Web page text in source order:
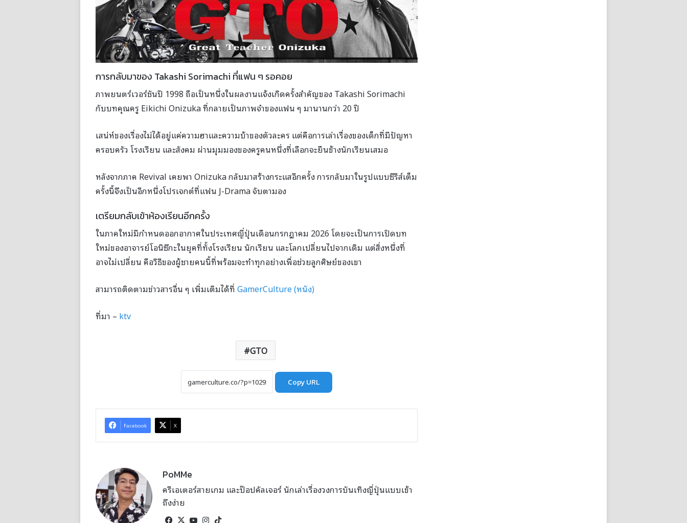
การกลับมาของ Takashi Sorimachi ที่แฟน ๆ รอคอย
ภาพยนตร์เวอร์ชันปี 1998 ถือเป็นหนึ่งในผลงานแจ้งเกิดครั้งสำคัญของ Takashi Sorimachi
กับบทคุณครู Eikichi Onizuka ที่กลายเป็นภาพจำของแฟน ๆ มานานกว่า 20 ปี
เสน่ห์ของเรื่องไม่ได้อยู่แค่ความฮาและความบ้าของตัวละคร แต่คือการเล่าเรื่องของเด็กที่มีปัญหา
ครอบครัว โรงเรียน และสังคม ผ่านมุมมองของครูคนหนึ่งที่เลือกจะยืนข้างนักเรียนเสมอ
หลังจากภาค Revival เคยพา Onizuka กลับมาสร้างกระแสอีกครั้ง การกลับมาในรูปแบบซีรีส์เต็ม
ครั้งนี้จึงเป็นอีกหนึ่งโปรเจกต์ที่แฟน J-Drama จับตามอง
เตรียมกลับเข้าห้องเรียนอีกครั้ง
ในภาคใหม่มีกำหนดออกอากาศในประเทศญี่ปุ่นเดือนกรกฎาคม 2026 โดยจะเป็นการเปิดบท
ใหม่ของอาจารย์โอนิซึกะในยุคที่ทั้งโรงเรียน นักเรียน และโลกเปลี่ยนไปจากเดิม แต่สิ่งหนึ่งที่
อาจไม่เปลี่ยน คือวิธีของผู้ชายคนนี้ที่พร้อมจะทำทุกอย่างเพื่อช่วยลูกศิษย์ของเขา
สามารถติดตามข่าวสารอื่น ๆ เพิ่มเติมได้ที่GamerCulture (หนัง)
ที่มา – ktv
GTO
Copy URL
Facebook X
PoMMe
ครีเอเตอร์สายเกม และป๊อปคัลเจอร์ นักเล่าเรื่องวงการบันเทิงญี่ปุ่นแบบเข้า
ถึงง่าย
Facebook
X YouTubeInstagram